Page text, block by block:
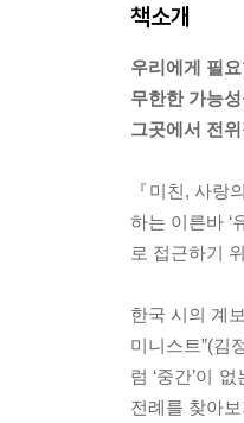
책소개
우리에게 필
무한한 가능
그곳에서 전
『미친, 사
하는 이른바 ‘
로 접근하기
한국 시의 계
미니스트”(김
럼 ‘중간’이
전례를 찾아